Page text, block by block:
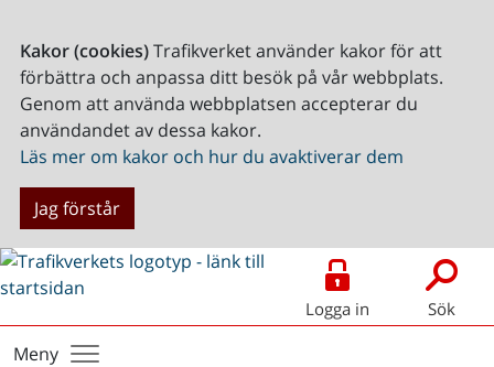
Kakor (cookies)Trafikverket använder kakor för att
förbättra och anpassa ditt besök på vår webbplats.
Genom att använda webbplatsen accepterar du
användandet av dessa kakor.
Läs mer om kakor och hur du avaktiverar dem
Jag förstår
Logga in Sök
Meny